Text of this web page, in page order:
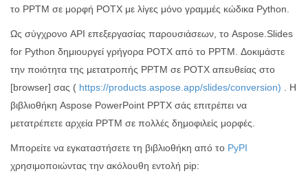
το PPTM σε μορφή POTX με λίγες μόνο γραμμές κώδικα Python.
Ως σύγχρονο API επεξεργασίας παρουσιάσεων, το Aspose.Slides
for Python δημιουργεί γρήγορα POTX από το PPTM. Δοκιμάστε
την ποιότητα της μετατροπής PPTM σε POTX απευθείας στο
[browser] σας ( https://products.aspose.app/slides/conversion) . Η
βιβλιοθήκη Aspose PowerPoint PPTX σάς επιτρέπει να
μετατρέπετε αρχεία PPTM σε πολλές δημοφιλείς μορφές.
Μπορείτε να εγκαταστήσετε τη βιβλιοθήκη από το PyPI
χρησιμοποιώντας την ακόλουθη εντολή pip: